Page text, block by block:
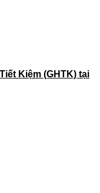
Kiệm (GHTK) tại